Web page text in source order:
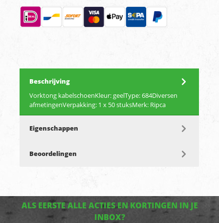
Beschrijving
Vorktong kabelschoenKleur: geelType: 684Diversen
afmetingenVerpakking: 1 x 50 stuksMerk: Ripca
Eigenschappen
Beoordelingen
ALS EERSTE ALLE ACTIES EN KORTINGEN IN JE
INBOX?